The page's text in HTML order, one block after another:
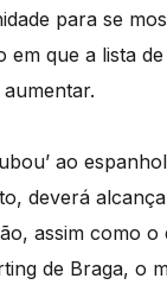
para se
em que a lista
ao
deverá
assim como o
de Braga, o